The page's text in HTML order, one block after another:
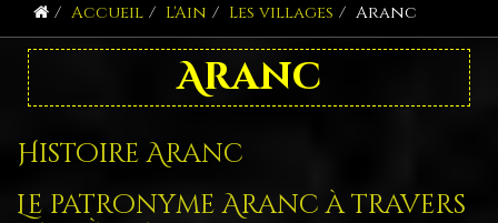
Accueil L'Ain Les villages Aranc
Aranc
Histoire Aranc
Le patronyme Aranc à travers